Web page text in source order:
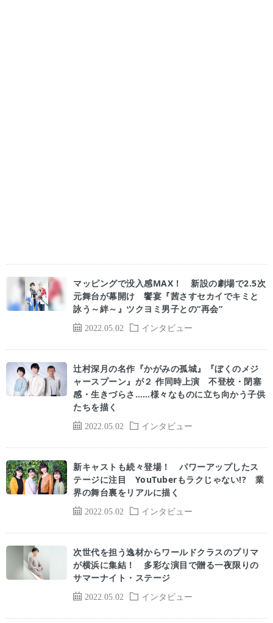
2022.05.02 インタビュー
マッピングで没入感MAX！ 新設の劇場で2.5次
元舞台が幕開け 饗宴『茜さすセカイでキミと
詠う～絆～』ツクヨミ男子との“再会”
2022.05.02 インタビュー
辻村深月の名作『かがみの孤城』『ぼくのメジ
ャースプーン』が２ 作同時上演 不登校・閉塞
感・生きづらさ……様々なものに立ち向かう子供
たちを描く
2022.05.02 インタビュー
新キャストも続々登場！ パワーアップしたス
テージに注目 YouTuberもラクじゃない!? 業
界の舞台裏をリアルに描く
2022.05.02 インタビュー
次世代を担う逸材からワールドクラスのプリマ
が横浜に集結！ 多彩な演目で贈る一夜限りの
サマーナイト・ステージ